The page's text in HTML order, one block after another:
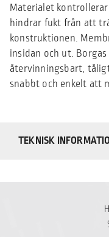
Materialet
hindrar fukt från att
konstruktionen.
insidan och ut.
återvinningsbart,
snabbt och enkelt att
TEKNISK